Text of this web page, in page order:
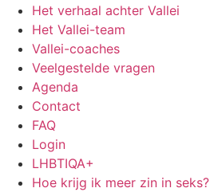
Het verhaal achter Vallei
Het Vallei-team
Vallei-coaches
Veelgestelde vragen
Agenda
Contact
FAQ
Login
LHBTIQA+
Hoe krijg ik meer zin in seks?